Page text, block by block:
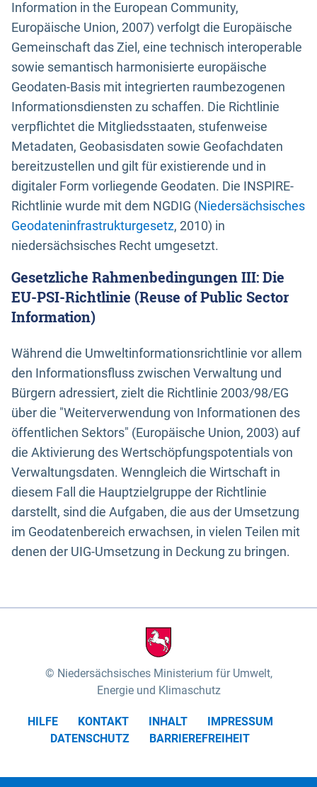
Information in the European Community,
Europäische Union, 2007) verfolgt die Europäische
Gemeinschaft das Ziel, eine technisch interoperable
sowie semantisch harmonisierte europäische
Geodaten-Basis mit integrierten raumbezogenen
Informationsdiensten zu schaffen. Die Richtlinie
verpflichtet die Mitgliedsstaaten, stufenweise
Metadaten, Geobasisdaten sowie Geofachdaten
bereitzustellen und gilt für existierende und in
digitaler Form vorliegende Geodaten. Die INSPIRE-
Richtlinie wurde mit dem NGDIG (Niedersächsisches
Geodateninfrastrukturgesetz, 2010) in
niedersächsisches Recht umgesetzt.
Gesetzliche Rahmenbedingungen III: Die
EU-PSI-Richtlinie (Reuse of Public Sector
Information)
Während die Umweltinformationsrichtlinie vor allem
den Informationsfluss zwischen Verwaltung und
Bürgern adressiert, zielt die Richtlinie 2003/98/EG
über die "Weiterverwendung von Informationen des
öffentlichen Sektors" (Europäische Union, 2003) auf
die Aktivierung des Wertschöpfungspotentials von
Verwaltungsdaten. Wenngleich die Wirtschaft in
diesem Fall die Hauptzielgruppe der Richtlinie
darstellt, sind die Aufgaben, die aus der Umsetzung
im Geodatenbereich erwachsen, in vielen Teilen mit
denen der UIG-Umsetzung in Deckung zu bringen.
Niedersächsisches Ministerium für Umwelt,
Energie und Klimaschutz
HILFE KONTAKT INHALT
IMPRESSUM
DATENSCHUTZ
BARRIEREFREIHEIT